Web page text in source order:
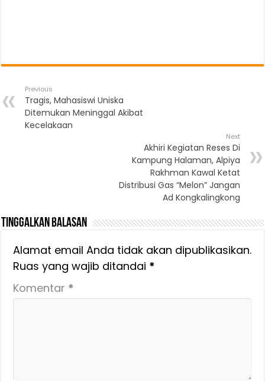
Previous
Tragis, Mahasiswi Uniska
Ditemukan Meninggal Akibat
Kecelakaan
Next
Akhiri Kegiatan Reses Di
Kampung Halaman, Alpiya
Rakhman Kawal Ketat
Distribusi Gas “Melon” Jangan
Ad Kongkalingkong
Tinggalkan Balasan
Alamat email Anda tidak akan dipublikasikan.
Ruas yang wajib ditandai *
Komentar *